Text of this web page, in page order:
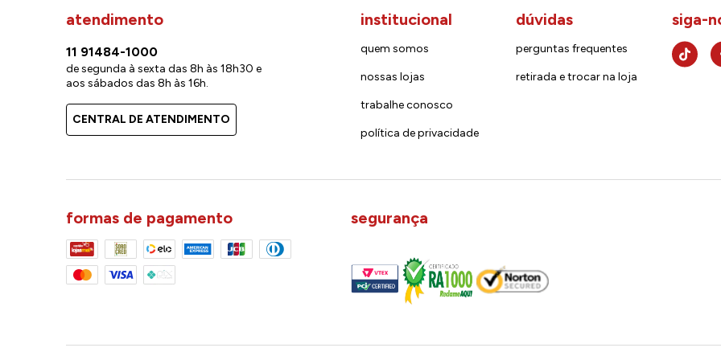
atendimento
11 91484-1000
de segunda à sexta das 8h às 18h30 e
aos sábados das 8h às 16h.
CENTRAL DE ATENDIMENTO
institucional
quem somos
nossas lojas
trabalhe conosco
política de privacidade
dúvidas
perguntas frequentes
retirada e trocar na loja
siga-
formas de pagamento segurança